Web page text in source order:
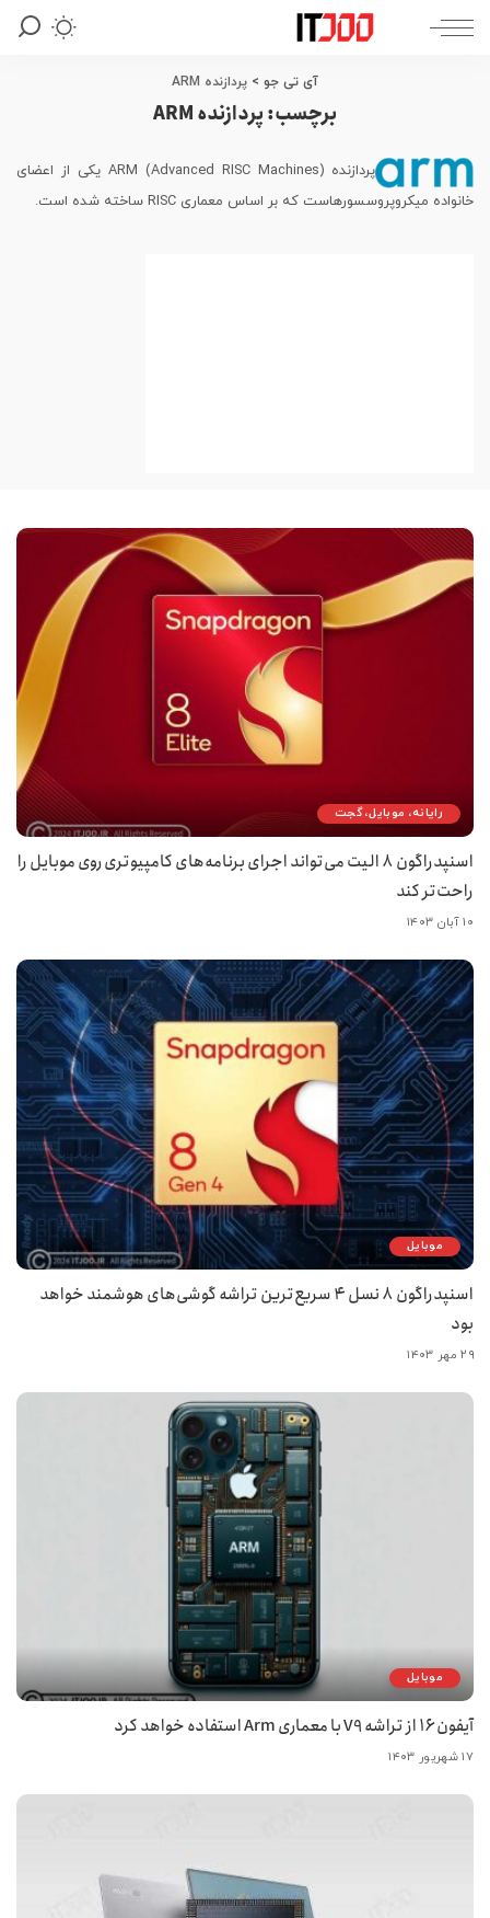
آی تی جو > پردازنده ARM
برچسب:پردازنده ARM
پردازنده ARM (Advanced RISC Machines) یکی از اعضای
خانواده میکروپروسسورهاست که بر اساس معماری RISC ساخته شده است.
رایانه، موبایل، گجت
اسنپدراگون ۸ الیت می‌تواند اجرای برنامه‌های کامپیوتری روی موبایل را
راحت‌تر کند
۱۰ آبان ۱۴۰۳
موبایل
اسنپدراگون ۸ نسل ۴ سریع‌ترین تراشه گوشی‌های هوشمند خواهد
بود
۲۹ مهر ۱۴۰۳
موبایل
آیفون ۱۶ از تراشه V9‌ با معماری Arm استفاده خواهد کرد
۱۷ شهریور ۱۴۰۳